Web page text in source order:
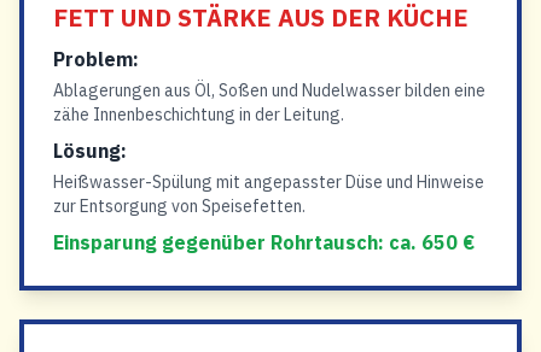
FETT UND STÄRKE AUS DER KÜCHE
Problem:
Ablagerungen aus Öl, Soßen und Nudelwasser bilden eine
zähe Innenbeschichtung in der Leitung.
Lösung:
Heißwasser-Spülung mit angepasster Düse und Hinweise
zur Entsorgung von Speisefetten.
Einsparung gegenüber Rohrtausch: ca. 650 €